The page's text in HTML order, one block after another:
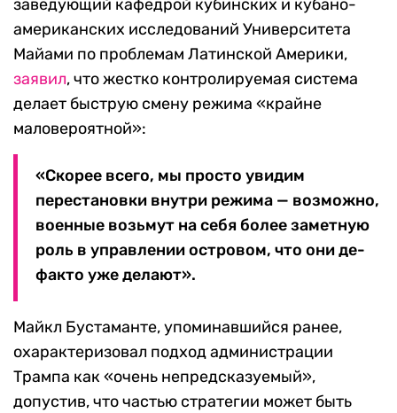
заведующий кафедрой кубинских и кубано-
американских исследований Университета
Майами по проблемам Латинской Америки,
заявил, что жестко контролируемая система
делает быструю смену режима «крайне
маловероятной»:
«Скорее всего, мы просто увидим
перестановки внутри режима — возможно,
военные возьмут на себя более заметную
роль в управлении островом, что они де-
факто уже делают».
Майкл Бустаманте, упоминавшийся ранее,
охарактеризовал подход администрации
Трампа как «очень непредсказуемый»,
допустив, что частью стратегии может быть